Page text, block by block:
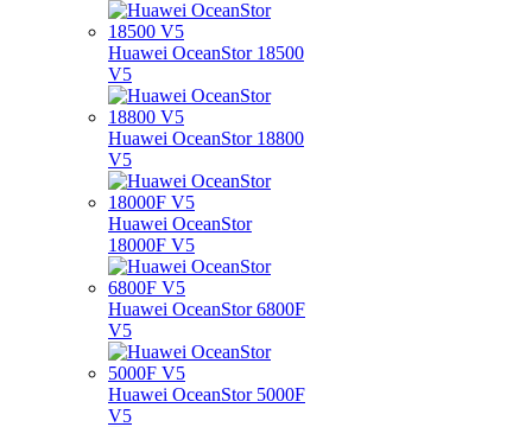
Huawei OceanStor 18500
V5
Huawei OceanStor 18800
V5
Huawei OceanStor
18000F V5
Huawei OceanStor 6800F
V5
Huawei OceanStor 5000F
V5